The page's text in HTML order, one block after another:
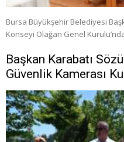
Bursa Büyükşehir Belediyesi
Konseyi Olağan Genel
Başkan Karabatı
Güvenlik Kamerası